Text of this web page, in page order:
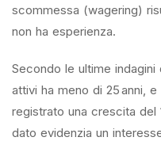
scommessa (wagering)
non ha esperienza.
Secondo le ultime
attivi ha meno di 25 anni,
registrato una crescita del
dato evidenzia un